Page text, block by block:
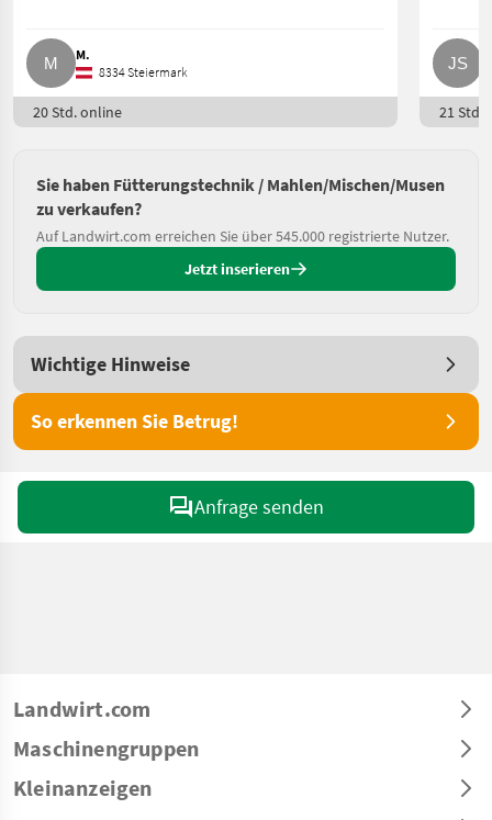
M.
8334 Steiermark
20 Std. online 21 Std.
Sie haben Fütterungstechnik / Mahlen/Mischen/Musen
zu verkaufen?
Auf Landwirt.com erreichen Sie über 545.000 registrierte Nutzer.
Jetzt inserieren
Wichtige Hinweise
So erkennen Sie Betrug!
Anfrage senden
Landwirt.com
Maschinengruppen
Kleinanzeigen